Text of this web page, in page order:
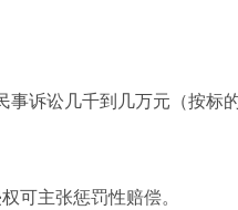
诉讼几千到几万元（按标的
可主张惩罚性赔偿。